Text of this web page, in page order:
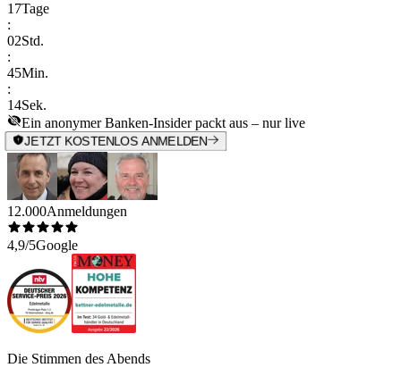
17Tage
:
02Std.
:
45Min.
:
14Sek.
Ein anonymer Banken-Insider packt aus – nur live
JETZT KOSTENLOS ANMELDEN
12.000Anmeldungen
4,9/5Google
Die Stimmen des Abends